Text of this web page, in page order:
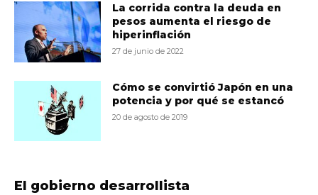
La corrida contra la deuda en
pesos aumenta el riesgo de
hiperinflación
27 de junio de 2022
Cómo se convirtió Japón en una
potencia y por qué se estancó
20 de agosto de 2019
El gobierno desarrollista